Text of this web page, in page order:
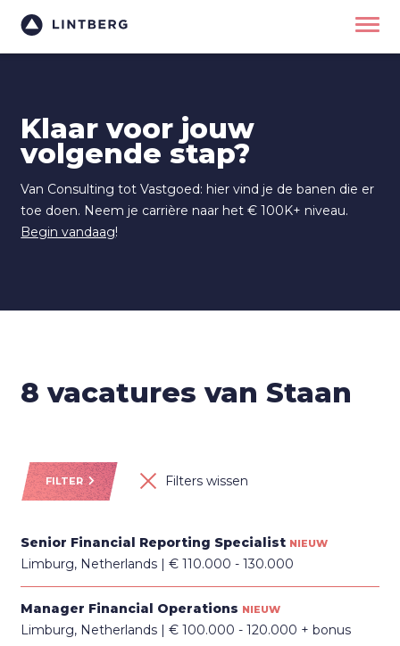
Klaar voor jouw
volgende stap?
Van Consulting tot Vastgoed: hier vind je de banen die er
toe doen. Neem je carrière naar het € 100K+ niveau.
Begin vandaag!
8 vacatures van Staan
FILTER Filters wissen
Senior Financial Reporting Specialist NIEUW
Limburg, Netherlands € 110.000 - 130.000
Manager Financial Operations NIEUW
Limburg, Netherlands € 100.000 - 120.000 + bonus